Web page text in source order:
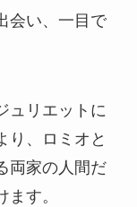
会い、一目で
ュリエットに
り、ロミオと
両家の人間だ
す。